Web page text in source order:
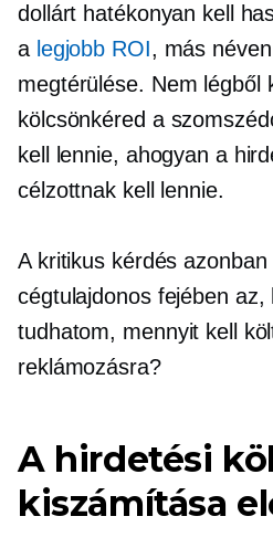
dollárt hatékonyan kell
a legjobb ROI, más
megtérülése. Nem légből
kölcsönkéred a
kell lennie, ahogyan a
célzottnak kell lennie.
A kritikus kérdés azonban
cégtulajdonos fejében az,
tudhatom, mennyit kell
reklámozásra?
A hirdetési
kiszámítása